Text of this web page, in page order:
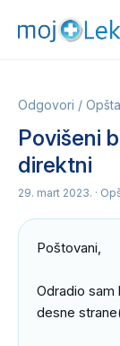
Odgovori /
Povišeni
direktni
29. mart 2023. ·
Poštovani,
Odradio sam
desne